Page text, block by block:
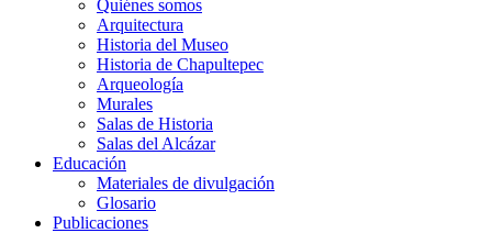
Quiénes somos
Arquitectura
Historia del Museo
Historia de Chapultepec
Arqueología
Murales
Salas de Historia
Salas del Alcázar
Educación
Materiales de divulgación
Glosario
Publicaciones